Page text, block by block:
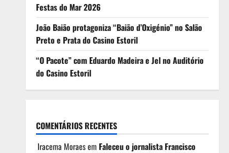
Festas do Mar 2026
João Baião protagoniza “Baião d’Oxigénio” no Salão
Preto e Prata do Casino Estoril
“O Pacote” com Eduardo Madeira e Jel no Auditório
do Casino Estoril
COMENTÁRIOS RECENTES
Iracema Moraesem Faleceu o jornalista Francisco